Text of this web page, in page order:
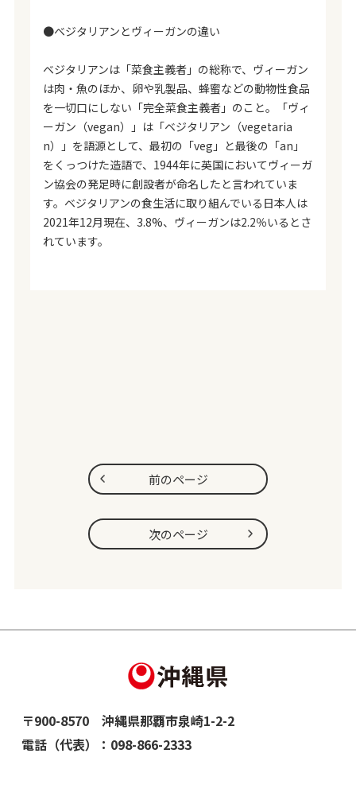
●ベジタリアンとヴィーガンの違い
ベジタリアンは「菜食主義者」の総称で、ヴィーガン
は肉・魚のほか、卵や乳製品、蜂蜜などの動物性食品
を一切口にしない「完全菜食主義者」のこと。「ヴィ
ーガン（vegan）」は「ベジタリアン（vegetaria
n）」を語源として、最初の「veg」と最後の「an」
をくっつけた造語で、1944年に英国においてヴィーガ
ン協会の発足時に創設者が命名したと言われていま
す。ベジタリアンの食生活に取り組んでいる日本人は
2021年12月現在、3.8%、ヴィーガンは2.2％いるとさ
れています。
前のページ
次のページ
〒900-8570 沖縄県那覇市泉崎1-2-2
電話（代表）： 098-866-2333